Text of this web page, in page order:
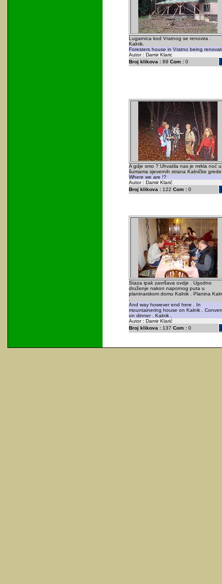
Lugarnica kod Vratnog se renovira .
Kalnik.
Foresters house in Vratno being
Autor : Damir Klaric
Broj klikova :89 Com :0
A gdje smo ? Uhvatila nas je mrkla noć u
šumama sjevernih strana Kalničke
Where we are !?
Autor : Damir Klarić
Broj klikova :122 Com :0
Staza ipak završava ovdje . Ugodno
druženje nakon napornog puta u
planinarskom domu Kalnik . Planina
And way however end here . In
mountainering house on Kalnik .
on dinner . Kalnik .
Autor : Damir Klarić
Broj klikova :137 Com :0